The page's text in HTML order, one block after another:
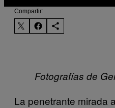
Compartir:
Fotografías de
La penetrante mirada